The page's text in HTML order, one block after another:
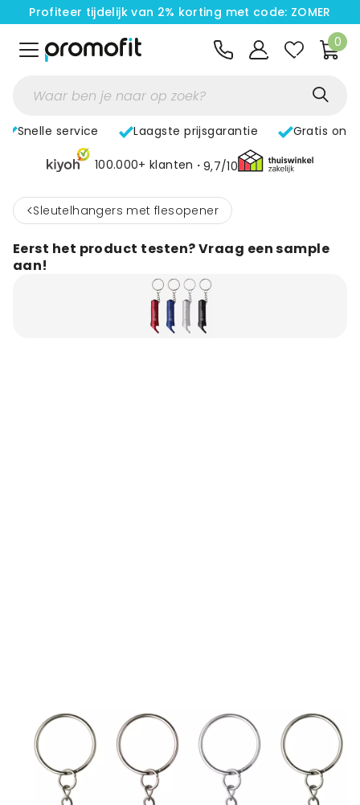
Profiteer tijdelijk van 2% korting met code: ZOMER
0
Snelle service Laagste prijsgarantie Gratis
100.000+ klanten 9,7/10
< Sleutelhangers met flesopener
Eerst het product testen? Vraag een sample
aan!